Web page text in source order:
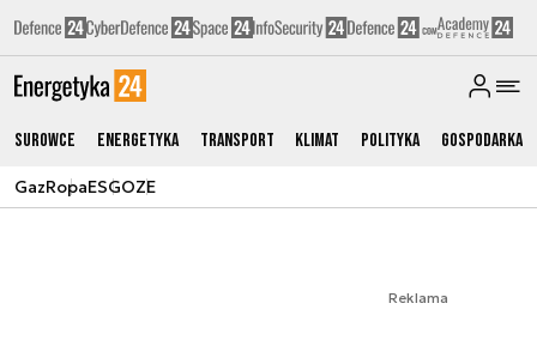
Surowce Energetyka Transport Klimat Polityka Gospodarka
GazRopaESGOZE
Reklama